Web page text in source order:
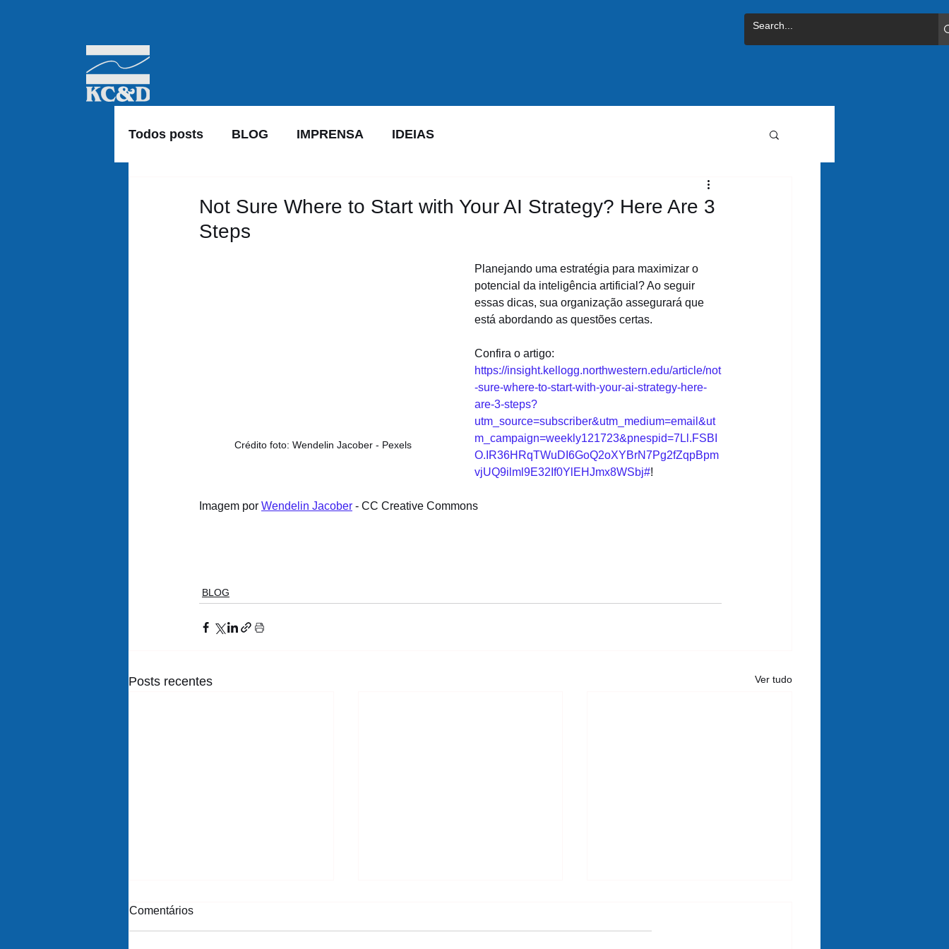
Todos posts BLOG IMPRENSA IDEIAS
Not Sure Where to Start with Your AI Strategy? Here Are 3
Steps
Crédito foto: Wendelin Jacober - Pexels
Planejando uma estratégia para maximizar o
potencial da inteligência artificial? Ao seguir
essas dicas, sua organização assegurará que
está abordando as questões certas.
Confira o artigo:
https://insight.kellogg.northwestern.edu/article/not
-sure-where-to-start-with-your-ai-strategy-here-
are-3-steps?
utm_source=subscriber&utm_medium=email&ut
m_campaign=weekly121723&pnespid=7Ll.FSBI
O.IR36HRqTWuDI6GoQ2oXYBrN7Pg2fZqpBpm
vjUQ9ilml9E32If0YlEHJmx8WSbj#!
Imagem por Wendelin Jacober - CC Creative Commons
BLOG
Posts recentes Ver tudo
Comentários